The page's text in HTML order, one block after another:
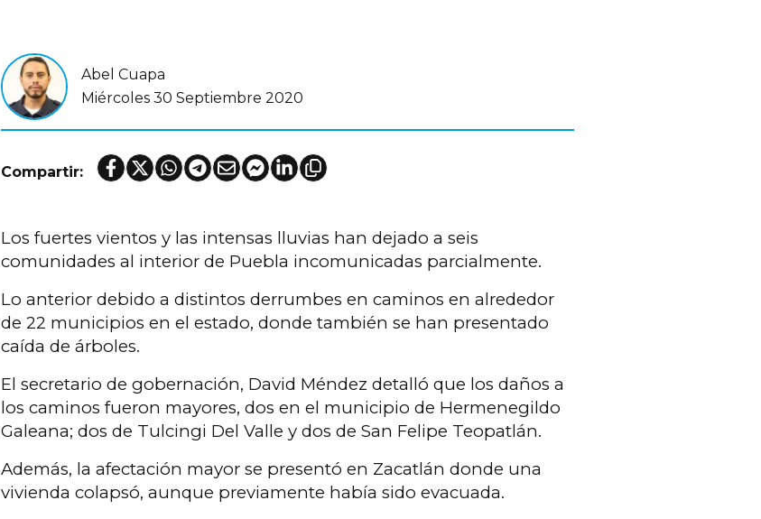
Abel Cuapa
Miércoles 30 Septiembre 2020
Compartir:
Los fuertes vientos y las intensas lluvias han dejado a seis
comunidades al interior de Puebla incomunicadas parcialmente.
Lo anterior debido a distintos derrumbes en caminos en alrededor
de 22 municipios en el estado, donde también se han presentado
caída de árboles.
El secretario de gobernación, David Méndez detalló que los daños a
los caminos fueron mayores, dos en el municipio de Hermenegildo
Galeana; dos de Tulcingi Del Valle y dos de San Felipe Teopatlán.
Además, la afectación mayor se presentó en Zacatlán donde una
vivienda colapsó, aunque previamente había sido evacuada.